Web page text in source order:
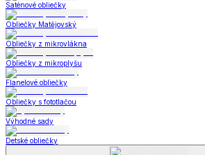
Saténové obliečky
Obliečky Matějovský
Obliečky z mikrovlákna
Obliečky z mikroplyšu
Flanelové obliečky
Obliečky s fototlačou
Výhodné sady
Detské obliečky